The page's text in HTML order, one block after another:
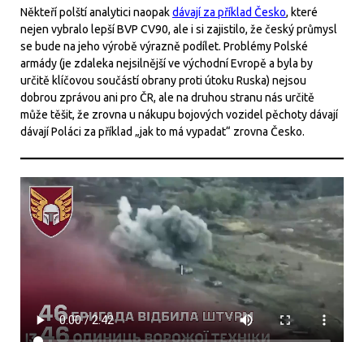
Někteří polští analytici naopakdávají za příklad Česko, které
nejen vybralo lepší BVP CV90, ale i si zajistilo, že český průmysl
se bude na jeho výrobě výrazně podílet. Problémy Polské
armády (je zdaleka nejsilnější ve východní Evropě a byla by
určitě klíčovou součástí obrany proti útoku Ruska) nejsou
dobrou zprávou ani pro ČR, ale na druhou stranu nás určitě
může těšit, že zrovna u nákupu bojových vozidel pěchoty dávají
dávají Poláci za příklad „jak to má vypadat“ zrovna Česko.